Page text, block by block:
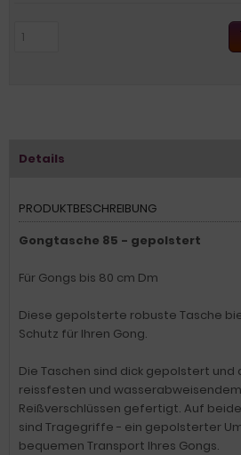
Details
PRODUKTBESCHREIBUNG
Gongtasche 85 - gepolstert
Für Gongs bis 80 cm Dm
Diese gepolsterte robuste Tasche
Schutz für Ihren Gong.
Die Taschen sind dick gepolstert und
reissfesten und
Reißverschlüssen gefertigt. Auf
sind Tragegriffe - ein gepolsterter
bequemen Transport Ihres Gongs.